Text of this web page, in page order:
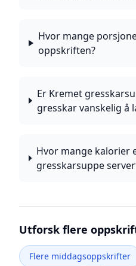
Hvor mange
oppskriften?
Er Kremet
gresskar vanskelig å
Hvor mange kalorier
gresskarsuppe
Utforsk flere
Flere middagsoppskrifter